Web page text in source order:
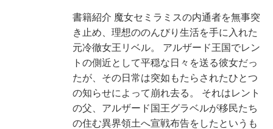
書籍紹介 魔女セミラミスの内通者を無事突
き止め、理想ののんびり生活を手に入れた
元冷徹女王リベル。 アルザード王国でレン
トの側近として平穏な日々を送る彼女だっ
たが、その日常は突如もたらされたひとつ
の知らせによって崩れ去る。 それはレント
の父、アルザード国王グラベルが移民たち
の住む異界領土へ宣戦布告をしたというも